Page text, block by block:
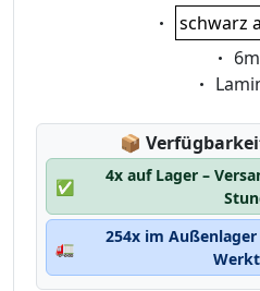
Eigenschaft:
schwarz
📦 Lagerstatus:
✅
4x auf Lager –
🚛
254x im Außenlager